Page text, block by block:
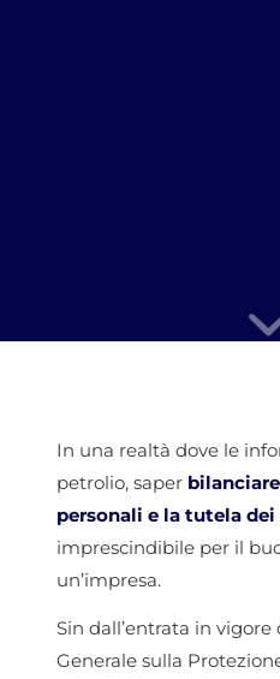
In una realtà dove le
petrolio, saper
personali e la tutela
imprescindibile per il
un’impresa.
Sin dall’entrata in
Generale sulla